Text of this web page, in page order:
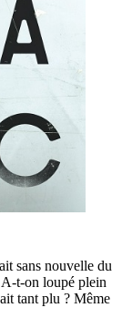
sans nouvelle du
t-on loupé plein
tant plu ? Même